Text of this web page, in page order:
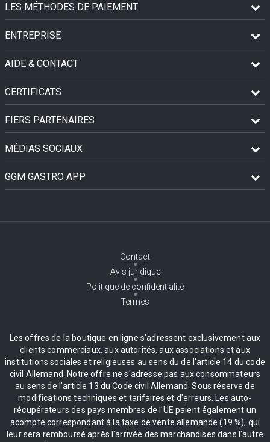
LES MÉTHODES DE PAIEMENT
ENTREPRISE
AIDE & CONTACT
CERTIFICATS
FIERS PARTENAIRES
MÉDIAS SOCIAUX
GGM GASTRO APP
Contact
Avis juridique
Politique de confidentialité
Termes
Les offres de la boutique en ligne s'adressent exclusivement aux
clients commerciaux, aux autorités, aux associations et aux
institutions sociales et religieuses au sens du de l'article 14 du code
civil Allemand. Notre offre ne s'adresse pas aux consommateurs
au sens de l'article 13 du Code civil Allemand. Sous réserve de
modifications techniques et tarifaires et d'erreurs. Les auto-
récupérateurs des pays membres de l'UE paient également un
acompte correspondant à la taxe de vente allemande (19 %), qui
leur sera remboursé après l'arrivée des marchandises dans l'autre